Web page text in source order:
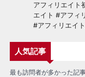
アフィリエイト
エイト #アフィ
#アフィリエイ
人気記事
最も訪問者が多かった記